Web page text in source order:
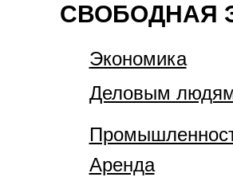
СВОБОДНАЯ
Экономика
Деловым
Аренда